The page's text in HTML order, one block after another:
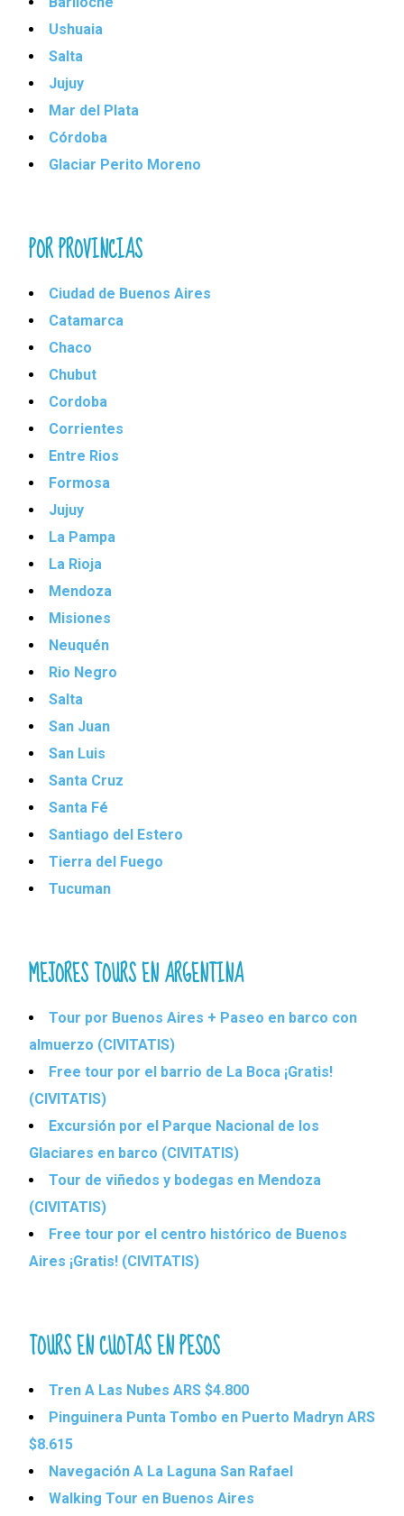
Ushuaia
Salta
Jujuy
Mar del Plata
Córdoba
Glaciar Perito Moreno
POR PROVINCIAS
Ciudad de Buenos Aires
Catamarca
Chaco
Chubut
Cordoba
Corrientes
Entre Rios
Formosa
Jujuy
La Pampa
La Rioja
Mendoza
Misiones
Neuquén
Rio Negro
Salta
San Juan
San Luis
Santa Cruz
Santa Fé
Santiago del Estero
Tierra del Fuego
Tucuman
MEJORES TOURS EN ARGENTINA
Tour por Buenos Aires + Paseo en barco con
almuerzo (CIVITATIS)
Free tour por el barrio de La Boca ¡Gratis!
(CIVITATIS)
Excursión por el Parque Nacional de los
Glaciares en barco (CIVITATIS)
Tour de viñedos y bodegas en Mendoza
(CIVITATIS)
Free tour por el centro histórico de Buenos
Aires ¡Gratis! (CIVITATIS)
TOURS EN CUOTAS EN PESOS
Tren A Las Nubes ARS $4.800
Pinguinera Punta Tombo en Puerto Madryn ARS
$8.615
Navegación A La Laguna San Rafael
Walking Tour en Buenos Aires